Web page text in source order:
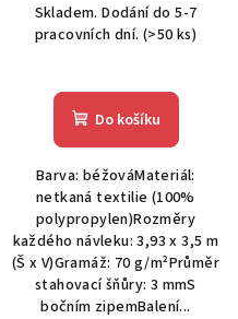
Skladem. Dodání do 5-7
pracovních dní.(>50 ks)
Do košíku
Barva: béžováMateriál:
netkaná textilie (100%
polypropylen)Rozměry
každého návleku: 3,93 x 3,5 m
(Š x V)Gramáž: 70 g/m²Průměr
stahovací šňůry: 3 mmS
bočním zipemBalení...